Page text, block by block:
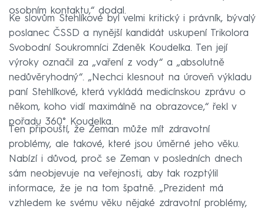
osobním kontaktu,“ dodal.
Ke slovům Stehlíkové byl velmi kritický i právník, bývalý
poslanec ČSSD a nynější kandidát uskupení Trikolora
Svobodní Soukromníci Zdeněk Koudelka. Ten její
výroky označil za „vaření z vody“ a „absolutně
nedůvěryhodný“. „Nechci klesnout na úroveň výkladu
paní Stehlíkové, která vykládá medicínskou zprávu o
někom, koho vidí maximálně na obrazovce,“ řekl v
pořadu 360° Koudelka.
Ten připouští, že Zeman může mít zdravotní
problémy, ale takové, které jsou úměrné jeho věku.
Nabízí i důvod, proč se Zeman v posledních dnech
sám neobjevuje na veřejnosti, aby tak rozptýlil
informace, že je na tom špatně. „Prezident má
vzhledem ke svému věku nějaké zdravotní problémy,